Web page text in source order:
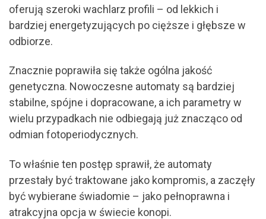
oferują szeroki wachlarz profili – od lekkich i
bardziej energetyzujących po cięższe i głębsze w
odbiorze.
Znacznie poprawiła się także ogólna jakość
genetyczna. Nowoczesne automaty są bardziej
stabilne, spójne i dopracowane, a ich parametry w
wielu przypadkach nie odbiegają już znacząco od
odmian fotoperiodycznych.
To właśnie ten postęp sprawił, że automaty
przestały być traktowane jako kompromis, a zaczęły
być wybierane świadomie – jako pełnoprawna i
atrakcyjna opcja w świecie konopi.